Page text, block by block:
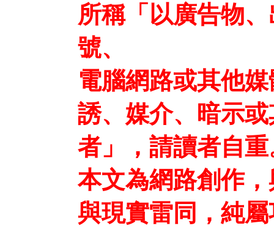
所稱「以廣告物
號、
電腦網路或其他
誘、媒介、暗示
者」，請讀者自重
本文為網路創作
與現實雷同，純